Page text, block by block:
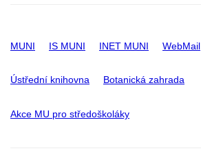
MUNI IS MUNI INET MUNI WebMail
Ústřední knihovna Botanická zahrada
Akce MU pro středoškoláky